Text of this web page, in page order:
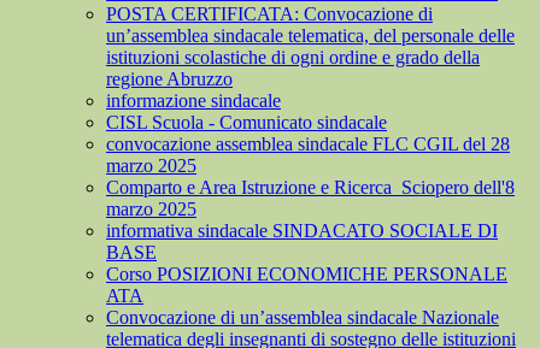
POSTA CERTIFICATA: Convocazione di
un’assemblea sindacale telematica, del personale delle
istituzioni scolastiche di ogni ordine e grado della
regione Abruzzo
informazione sindacale
CISL Scuola - Comunicato sindacale
convocazione assemblea sindacale FLC CGIL del 28
marzo 2025
Comparto e Area Istruzione e Ricerca_Sciopero dell'8
marzo 2025
informativa sindacale SINDACATO SOCIALE DI
BASE
Corso POSIZIONI ECONOMICHE PERSONALE
ATA
Convocazione di un’assemblea sindacale Nazionale
telematica degli insegnanti di sostegno delle istituzioni